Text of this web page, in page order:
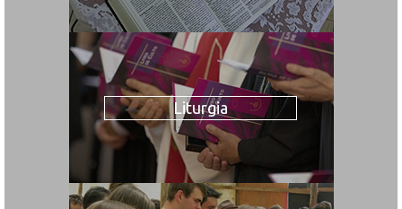
Liturgia